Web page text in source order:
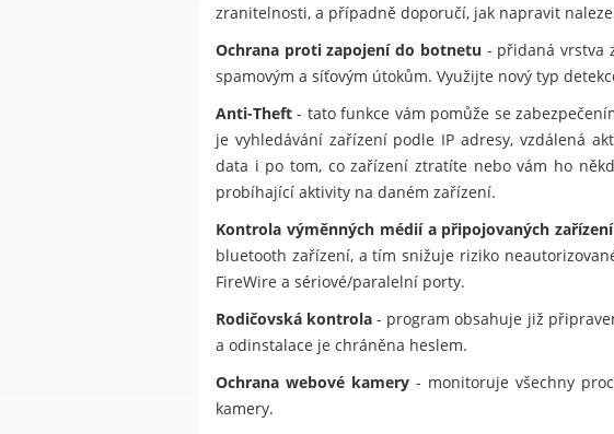
zranitelnosti, a případně doporučí, jak napravit
Ochrana proti zapojení do botnetu - přidaná vrstva
spamovým a síťovým útokům. Využijte nový typ
Anti-Theft - tato funkce vám pomůže se
je vyhledávání zařízení podle IP adresy, vzdálená
data i po tom, co zařízení ztratíte nebo vám ho
probíhající aktivity na daném zařízení.
Kontrola výměnných médií a připojovaných zařízení
bluetooth zařízení, a tím snižuje riziko
FireWire a sériové/paralelní porty.
Rodičovská kontrola - program obsahuje již
a odinstalace je chráněna heslem.
Ochrana webové kamery- monitoruje všechny
kamery.